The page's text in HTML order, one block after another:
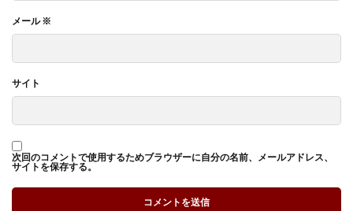
メール※
サイト
次回のコメントで使用するためブラウザーに自分の名前、メールアドレス、
サイトを保存する。